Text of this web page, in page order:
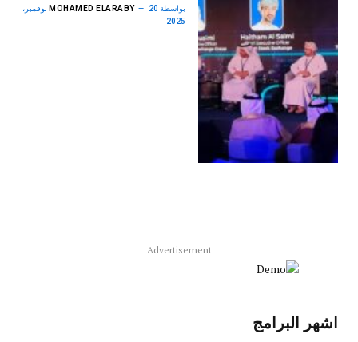
بواسطة MOHAMED ELARABY 20 نوفمبر،
2025
Advertisement
اشهر البرامج